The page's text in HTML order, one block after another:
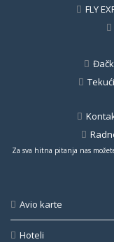
FLY
Za sva hitna pitanja nas
Avio karte
Hoteli